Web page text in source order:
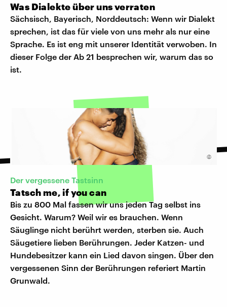
Was Dialekte über uns verraten
Sächsisch, Bayerisch, Norddeutsch: Wenn wir Dialekt
sprechen, ist das für viele von uns mehr als nur eine
Sprache. Es ist eng mit unserer Identität verwoben. In
dieser Folge der Ab 21 besprechen wir, warum das so
ist.
©
Der vergessene Tastsinn
Tatsch me, if you can
Bis zu 800 Mal fassen wir uns jeden Tag selbst ins
Gesicht. Warum? Weil wir es brauchen. Wenn
Säuglinge nicht berührt werden, sterben sie. Auch
Säugetiere lieben Berührungen. Jeder Katzen- und
Hundebesitzer kann ein Lied davon singen. Über den
vergessenen Sinn der Berührungen referiert Martin
Grunwald.